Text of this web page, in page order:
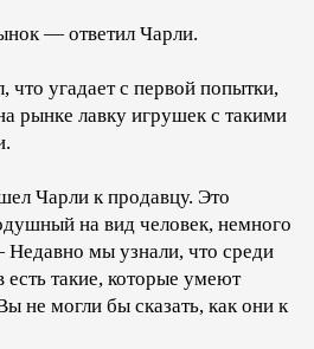
— ответил Чарли.
угадает с первой попытки,
рынке лавку игрушек с такими
Чарли к продавцу. Это
на вид человек, немного
мы узнали, что среди
такие, которые умеют
не могли бы сказать, как они к